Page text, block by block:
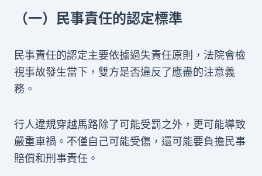
（一）民事責任的認定標準
民事責任的認定主要依據過失責任原則，法院會檢
視事故發生當下，雙方是否違反了應盡的注意義
務。
行人違規穿越馬路除了可能受罰之外，更可能導致
嚴重車禍。不僅自己可能受傷，還可能要負擔民事
賠償和刑事責任。